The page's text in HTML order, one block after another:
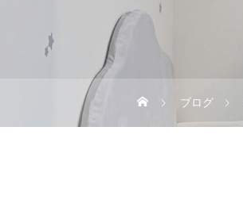
ブログ